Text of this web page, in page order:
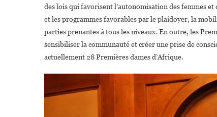
des lois qui favorisent l’autonomisation des femmes
et les programmes favorables par le plaidoyer, la
parties prenantes à tous les niveaux. En outre, les
sensibiliser la communauté et créer une prise de
actuellement 28 Premières dames d’Afrique.